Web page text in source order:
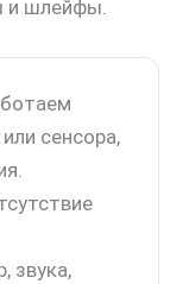
и шлейфы.
сенсора,
звука,